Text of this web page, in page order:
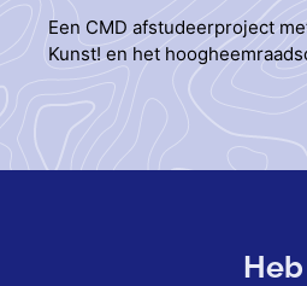
Een CMD afstudeerproject
Kunst! en het